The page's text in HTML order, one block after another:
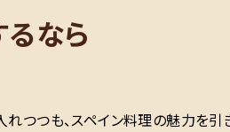
なら
つも、スペイン料理の魅力を引